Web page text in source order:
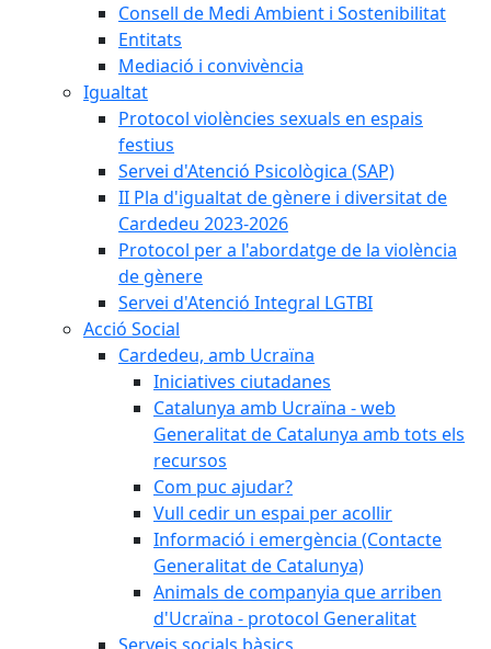
Consell de Medi Ambient i Sostenibilitat
Entitats
Mediació i convivència
Igualtat
Protocol violències sexuals en espais
festius
Servei d'Atenció Psicològica (SAP)
II Pla d'igualtat de gènere i diversitat de
Cardedeu 2023-2026
Protocol per a l'abordatge de la violència
de gènere
Servei d'Atenció Integral LGTBI
Acció Social
Cardedeu, amb Ucraïna
Iniciatives ciutadanes
Catalunya amb Ucraïna - web
Generalitat de Catalunya amb tots els
recursos
Com puc ajudar?
Vull cedir un espai per acollir
Informació i emergència (Contacte
Generalitat de Catalunya)
Animals de companyia que arriben
d'Ucraïna - protocol Generalitat